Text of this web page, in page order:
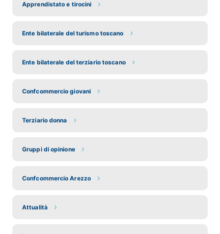
Apprendistato e tirocini
Ente bilaterale del turismo toscano
Ente bilaterale del terziario toscano
Confcommercio giovani
Terziario donna
Gruppi di opinione
Confcommercio Arezzo
Attualità